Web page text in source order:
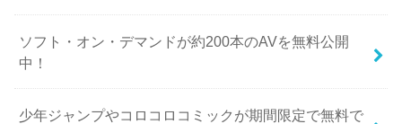
ソフト・オン・デマンドが約200本のAVを無料公開
中！
少年ジャンプやコロコロコミックが期間限定で無料で